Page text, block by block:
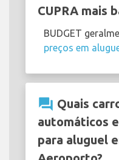
CUPRA mais
BUDGET
preços em
question_answer Quais
automáticos
para aluguel